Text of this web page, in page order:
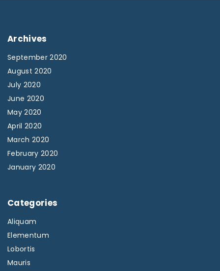
Archives
September 2020
August 2020
July 2020
June 2020
May 2020
April 2020
March 2020
February 2020
January 2020
Categories
Aliquam
Elementum
Lobortis
Mauris